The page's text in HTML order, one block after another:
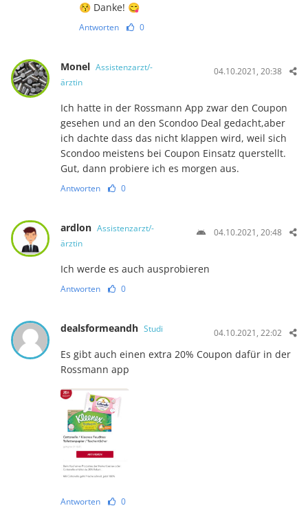
😚 Danke! 😋
Antworten 0
Monel Assistenzarzt/-
ärztin
04.10.2021, 20:38
Ich hatte in der Rossmann App zwar den Coupon
gesehen und an den Scondoo Deal gedacht,aber
ich dachte dass das nicht klappen wird, weil sich
Scondoo meistens bei Coupon Einsatz querstellt.
Gut, dann probiere ich es morgen aus.
Antworten 0
ardlon Assistenzarzt/-
ärztin
04.10.2021, 20:48
Ich werde es auch ausprobieren
Antworten 0
dealsformeandh Studi 04.10.2021, 22:02
Es gibt auch einen extra 20% Coupon dafür in der
Rossmann app
Antworten 0